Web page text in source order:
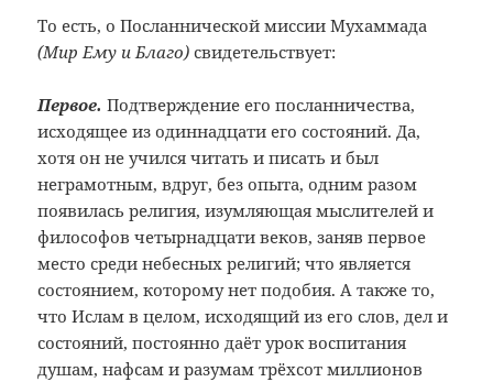
То есть, о Посланнической миссии Мухаммада
(Мир Ему и Благо) свидетельствует:
Первое. Подтверждение его посланничества,
исходящее из одиннадцати его состояний. Да,
хотя он не учился читать и писать и был
неграмотным, вдруг, без опыта, одним разом
появилась религия, изумляющая мыслителей и
философов четырнадцати веков, заняв первое
место среди небесных религий; что является
состоянием, которому нет подобия. А также то,
что Ислам в целом, исходящий из его слов, дел и
состояний, постоянно даёт урок воспитания
душам, нафсам и разумам трёхсот миллионов